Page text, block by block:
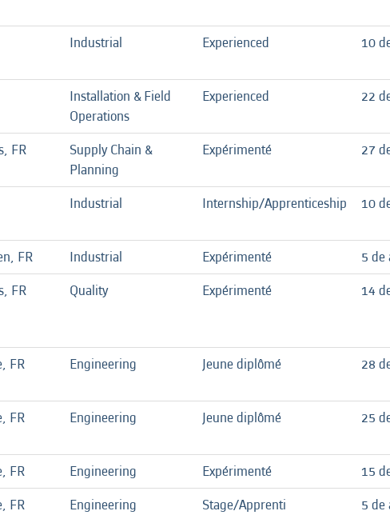
Industrial Experienced 10
Installation & Field
Operations
Experienced 22
FR
Supply Chain &
Planning
Expérimenté 27
Industrial Internship/Apprenticeship 10
FR Industrial Expérimenté
5 de
FR Quality Expérimenté 14
FR Engineering Jeune diplômé 28
FR Engineering Jeune diplômé 25
FR Engineering Expérimenté
15
FR Engineering Stage/Apprenti 5 de